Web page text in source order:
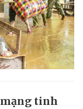
mạng tinh